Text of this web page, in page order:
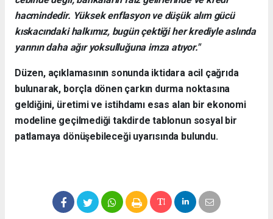
hacmindedir. Yüksek enflasyon ve düşük alım gücü
kıskacındaki halkımız, bugün çektiği her krediyle aslında
yarının daha ağır yoksulluğuna imza atıyor."
Düzen, açıklamasının sonunda iktidara acil çağrıda
bulunarak, borçla dönen çarkın durma noktasına
geldiğini, üretimi ve istihdamı esas alan bir ekonomi
modeline geçilmediği takdirde tablonun sosyal bir
patlamaya dönüşebileceği uyarısında bulundu.